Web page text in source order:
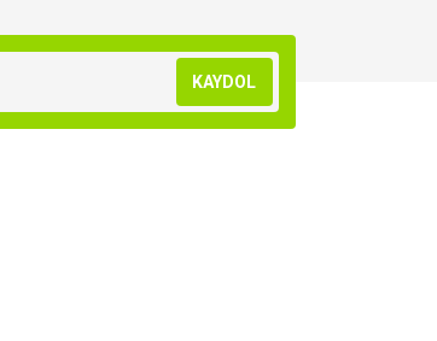
KAYDOL